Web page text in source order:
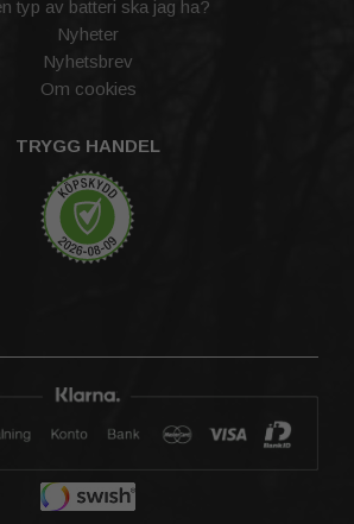
typ av batteri ska jag ha?
Nyheter
Nyhetsbrev
Om cookies
TRYGG HANDEL